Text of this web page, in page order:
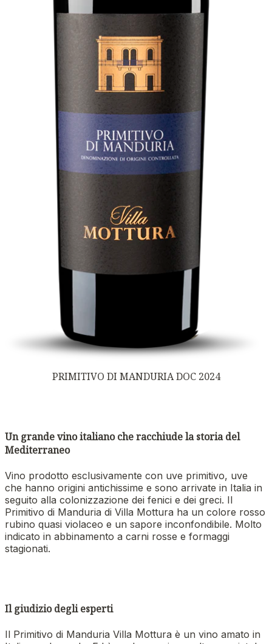
PRIMITIVO DI MANDURIA DOC 2024
Un grande vino italiano che racchiude la storia del
Mediterraneo
Vino prodotto esclusivamente con uve primitivo, uve
che hanno origini antichissime e sono arrivate in Italia in
seguito alla colonizzazione dei fenici e dei greci. Il
Primitivo di Manduria di Villa Mottura ha un colore rosso
rubino quasi violaceo e un sapore inconfondibile. Molto
indicato in abbinamento a carni rosse e formaggi
stagionati.
Il giudizio degli esperti
Il Primitivo di Manduria Villa Mottura è un vino amato in